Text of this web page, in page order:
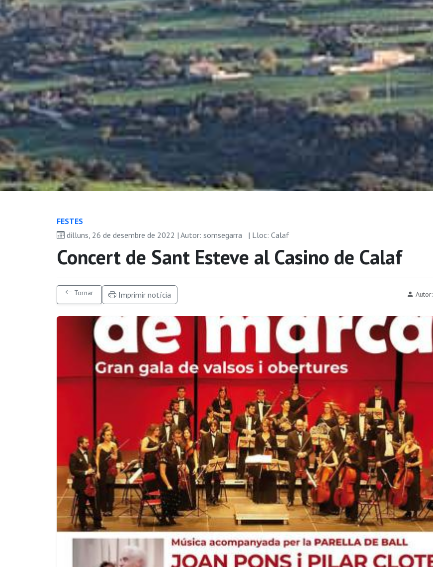
FESTES
dilluns, 26 de desembre de 2022 | Autor: somsegarra
| Lloc: Calaf
Concert de Sant Esteve al Casino de Calaf
Tornar Imprimir notícia Autor: